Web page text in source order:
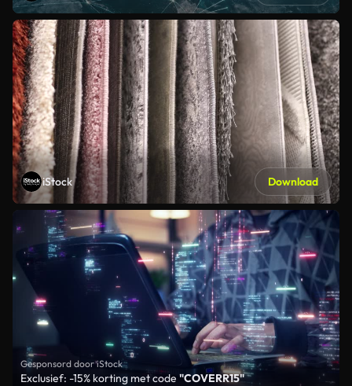
iStock Download
Gesponsord door iStock
Exclusief: -15% korting met code "COVERR15"